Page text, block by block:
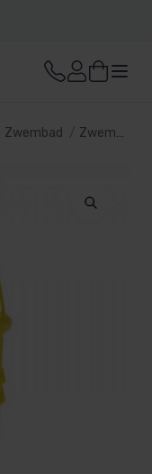
Zwembad Zwembadtechniek